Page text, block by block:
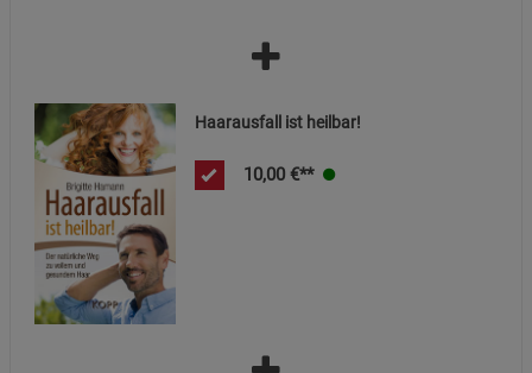
Haarausfall ist heilbar!
10,00 €**